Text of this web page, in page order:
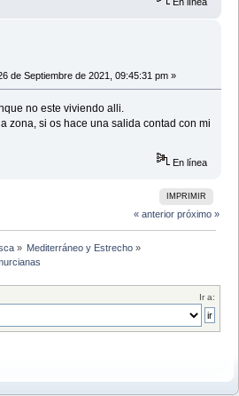
de Septiembre de 2021, 09:45:31 pm »
no este viviendo alli.
zona, si os hace una salida contad con mi
En línea
IMPRIMIR
« anterior próximo »
» Mediterráneo y Estrecho»
Ir a: